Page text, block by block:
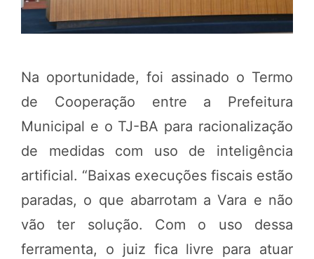
Na oportunidade, foi assinado o Termo
de Cooperação entre a Prefeitura
Municipal e o TJ-BA para racionalização
de medidas com uso de inteligência
artificial. “Baixas execuções fiscais estão
paradas, o que abarrotam a Vara e não
vão ter solução. Com o uso dessa
ferramenta, o juiz fica livre para atuar